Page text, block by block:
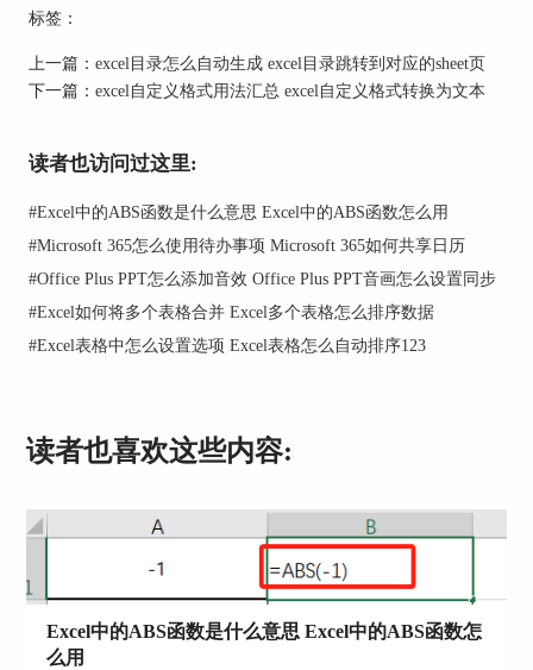
图1：复制信息
2.新建空白文本文档
数据中隐藏的公式。
3.粘贴并复制信息
打开文本文档，将刚刚复制的数据全部粘贴进去。
番操作之后，数据中隐藏的公式就消失了。
标签：
上一篇： excel目录怎么自动生成 excel目录跳转到对应的sheet页
下一篇： excel自定义格式用法汇总 excel自定义格式转换为文本
读者也访问过这里:
#Excel中的ABS函数是什么意思 Excel中的ABS函数怎么用
#Microsoft 365怎么使用待办事项 Microsoft 365如何共享日历
#Office Plus PPT怎么添加音效 Office Plus PPT音画怎么设置同步
#Excel如何将多个表格合并 Excel多个表格怎么排序数据
#Excel表格中怎么设置选项 Excel表格怎么自动排序123
读者也喜欢这些内容:
Excel中的ABS函数是什么意思 Excel中的ABS函数怎
么用